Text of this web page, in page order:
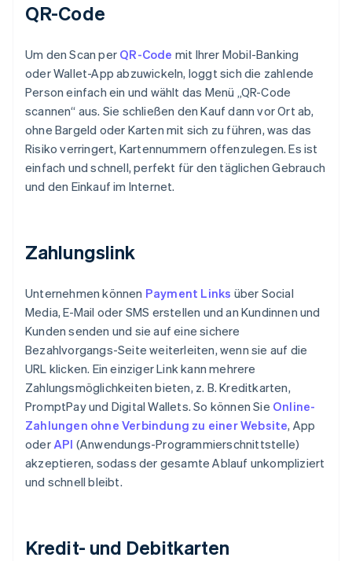
QR-Code
Um den Scan per QR-Code mit Ihrer Mobil-Banking
oder Wallet-App abzuwickeln, loggt sich die zahlende
Person einfach ein und wählt das Menü „QR-Code
scannen“ aus. Sie schließen den Kauf dann vor Ort ab,
ohne Bargeld oder Karten mit sich zu führen, was das
Risiko verringert, Kartennummern offenzulegen. Es ist
einfach und schnell, perfekt für den täglichen Gebrauch
und den Einkauf im Internet.
Zahlungslink
Unternehmen können Payment Links über Social
Media, E-Mail oder SMS erstellen und an Kundinnen und
Kunden senden und sie auf eine sichere
Bezahlvorgangs-Seite weiterleiten, wenn sie auf die
URL klicken. Ein einziger Link kann mehrere
Zahlungsmöglichkeiten bieten, z. B. Kreditkarten,
PromptPay und Digital Wallets. So können Sie Online-
Zahlungen ohne Verbindung zu einer Website, App
oderAPI (Anwendungs-Programmierschnittstelle)
akzeptieren, sodass der gesamte Ablauf unkompliziert
und schnell bleibt.
Kredit- und Debitkarten